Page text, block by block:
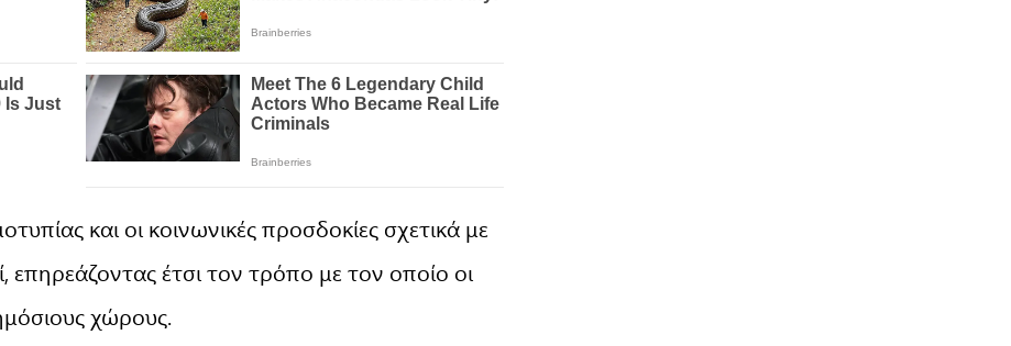
και οι κοινωνικές προσδοκίες σχετικά με
επηρεάζοντας έτσι τον τρόπο με τον οποίο οι
χώρους.